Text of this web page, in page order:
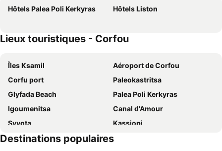
Ionian Arches
Loadstar Rooms & Suites
Valmar Corfu
Eleals Boutique Hotel
Hotel Bretagne
Elite Corfu - Adults Friendly
Fiori Hotel
Kerkyra Blue Hotel & Spa by Louis Hotels
Alexandros Corfu
Corfu Mare Hotel
City Marina
Acanthus blue
The Calliston
Palotel Luxury Hotel
Locandiera
Siora Vittoria Boutique Hotel
Hôtels Palea Poli Kerkyras Hôtels Liston
Lieux touristiques - Corfou
Îles Ksamil
Aéroport de Corfou
Corfu port
Paleokastritsa
Glyfada Beach
Palea Poli Kerkyras
Igoumenitsa
Canal d'Amour
Syvota
Kassiopi
Aqualand Corfu
Benitses
Destinations populaires